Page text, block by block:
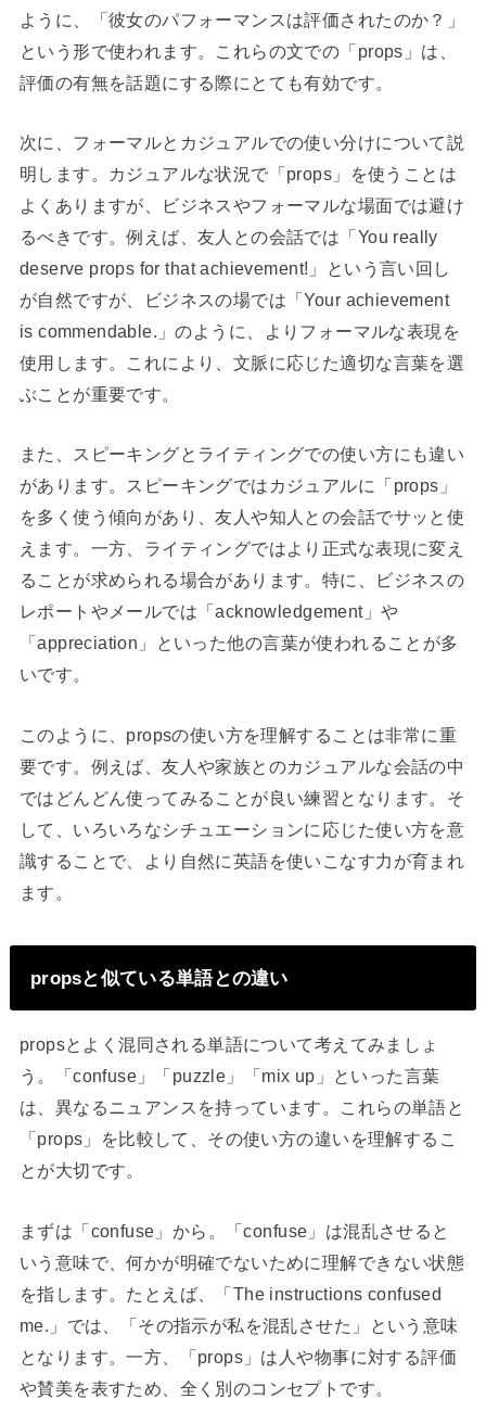
ように、「彼女のパフォーマンスは評価されたのか？」
という形で使われます。これらの文での「props」は、
評価の有無を話題にする際にとても有効です。
次に、フォーマルとカジュアルでの使い分けについて説
明します。カジュアルな状況で「props」を使うことは
よくありますが、ビジネスやフォーマルな場面では避け
るべきです。例えば、友人との会話では「You really
deserve props for that achievement!」という言い回し
が自然ですが、ビジネスの場では「Your achievement
is commendable.」のように、よりフォーマルな表現を
使用します。これにより、文脈に応じた適切な言葉を選
ぶことが重要です。
また、スピーキングとライティングでの使い方にも違い
があります。スピーキングではカジュアルに「props」
を多く使う傾向があり、友人や知人との会話でサッと使
えます。一方、ライティングではより正式な表現に変え
ることが求められる場合があります。特に、ビジネスの
レポートやメールでは「acknowledgement」や
「appreciation」といった他の言葉が使われることが多
いです。
このように、propsの使い方を理解することは非常に重
要です。例えば、友人や家族とのカジュアルな会話の中
ではどんどん使ってみることが良い練習となります。そ
して、いろいろなシチュエーションに応じた使い方を意
識することで、より自然に英語を使いこなす力が育まれ
ます。
propsと似ている単語との違い
propsとよく混同される単語について考えてみましょ
う。「confuse」「puzzle」「mix up」といった言葉
は、異なるニュアンスを持っています。これらの単語と
「props」を比較して、その使い方の違いを理解するこ
とが大切です。
まずは「confuse」から。「confuse」は混乱させると
いう意味で、何かが明確でないために理解できない状態
を指します。たとえば、「The instructions confused
me.」では、「その指示が私を混乱させた」という意味
となります。一方、「props」は人や物事に対する評価
や賛美を表すため、全く別のコンセプトです。